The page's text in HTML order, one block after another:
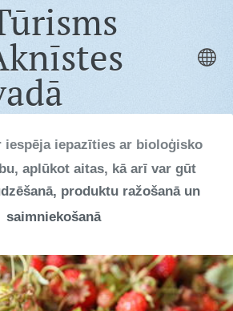
iespēja iepazīties ar bioloģisko
aplūkot aitas, kā arī var gūt
produktu ražošanā un
saimniekošanā